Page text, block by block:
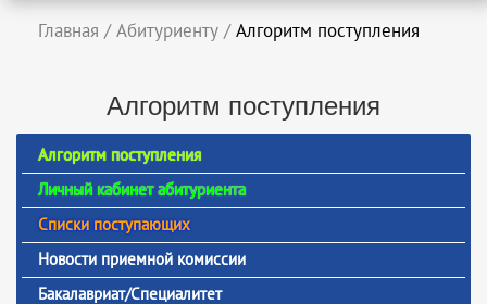
Главная / Абитуриенту / Алгоритм поступления
Алгоритм поступления
Алгоритм поступления
Личный кабинет абитуриента
Списки поступающих
Новости приемной комиссии
Бакалавриат/Специалитет